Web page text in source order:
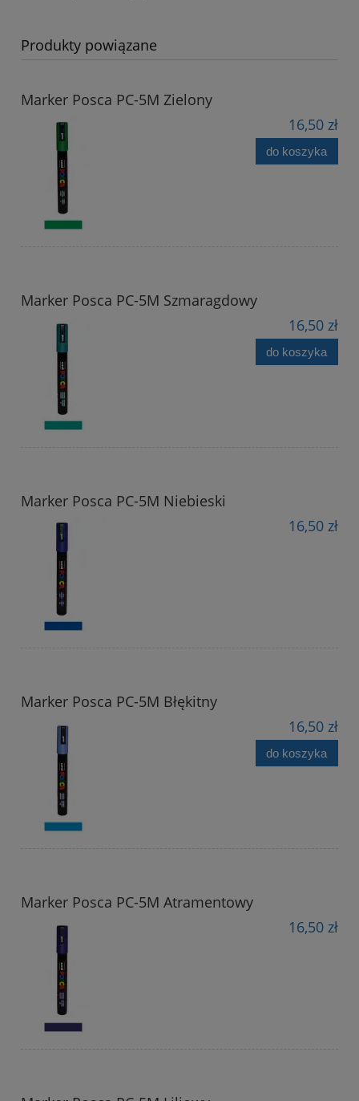
Produkty powiązane
Marker Posca PC-5M Zielony
16,50 zł
do koszyka
Marker Posca PC-5M Szmaragdowy
16,50 zł
do koszyka
Marker Posca PC-5M Niebieski
16,50 zł
Marker Posca PC-5M Błękitny
16,50 zł
do koszyka
Marker Posca PC-5M Atramentowy
16,50 zł